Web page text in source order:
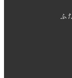
ふ